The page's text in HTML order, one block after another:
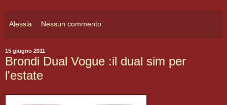
Alessia Nessun commento:
15 giugno 2011
Brondi Dual Vogue :il dual sim per
l'estate